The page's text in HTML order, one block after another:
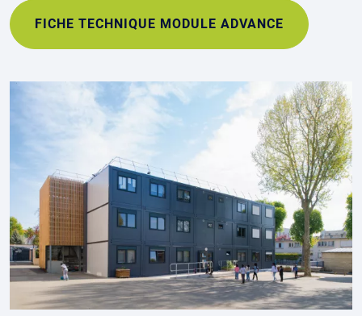
FICHE TECHNIQUE MODULE ADVANCE